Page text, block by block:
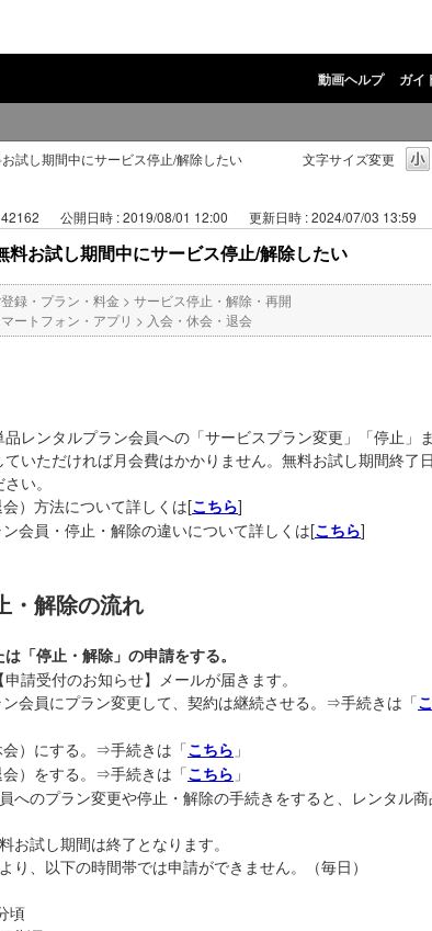
動画ヘルプ ガイ
文字サイズ変更
試し期間中にサービス停止/解除したい
公開日時 : 2019/08/01 12:00 更新日時 : 2024/07/03 13:59
料お試し期間中にサービス停止/解除したい
登録・プラン・料金 > サービス停止・解除・再開
ートフォン・アプリ > 入会・休会・退会
レンタルプラン会員への「サービスプラン変更」「停止」
ていただければ月会費はかかりません。無料お試し期間終了
い。
）方法について詳しくは[こちら]
会員・停止・解除の違いについて詳しくは[こちら]
・解除の流れ
「停止・解除」の申請をする。
請受付のお知らせ】メールが届きます。
会員にプラン変更して、契約は継続させる。⇒手続きは「
）にする。⇒手続きは「こちら 」
）をする。⇒手続きは「こちら 」
へのプラン変更や停止・解除の手続きをすると、レンタル
お試し期間は終了となります。
り、以下の時間帯では申請ができません。（毎日）
頃